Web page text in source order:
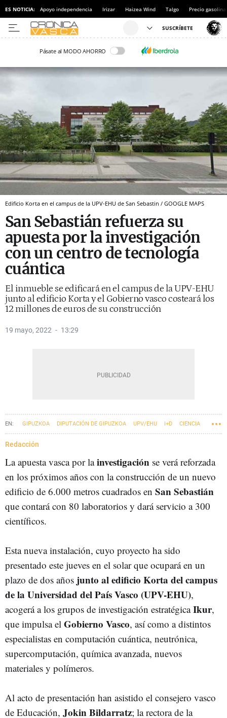
ES NOTICIA: Apoyo independencia Irizar Haizea Wind Talgo Precio gasolina
Pásate al MODO AHORRO
Edificio Korta en el campus de la UPV-EHU de San Sebastin / GOOGLE MAPS
San Sebastián refuerza su
apuesta por la investigación
con un centro de tecnología
cuántica
El inmueble se edificará en el campus de la UPV-EHU
junto al edificio Korta y el Gobierno vasco costeará los
12 millones de euros de su construcción
19 mayo, 2022 13:29
GIPUZKOA DIPUTACIÓN DE GIPUZKOA UPV/EHU I+D CIENCIA
AYUNTAMIENTO DE SAN SEBASTIÁN
Redacción
La apuesta vasca por lainvestigación se verá reforzada
en los próximos años con la construcción de un nuevo
edificio de 6.000 metros cuadrados en San Sebastián
que contará con 80 laboratorios y dará servicio a 300
científicos.
Esta nueva instalación, cuyo proyecto ha sido
presentado este jueves en el solar que ocupará en un
plazo de dos años junto al edificio Korta del campus
de la Universidad del País Vasco (UPV-EHU),
acogerá a los grupos de investigación estratégicaIkur,
que impulsa el Gobierno Vasco, así como a distintos
especialistas en computación cuántica, neutrónica,
supercomputación, química avanzada, nuevos
materiales y polímeros.
Al acto de presentación han asistido el consejero vasco
de Educación, Jokin Bildarratz; la rectora de la